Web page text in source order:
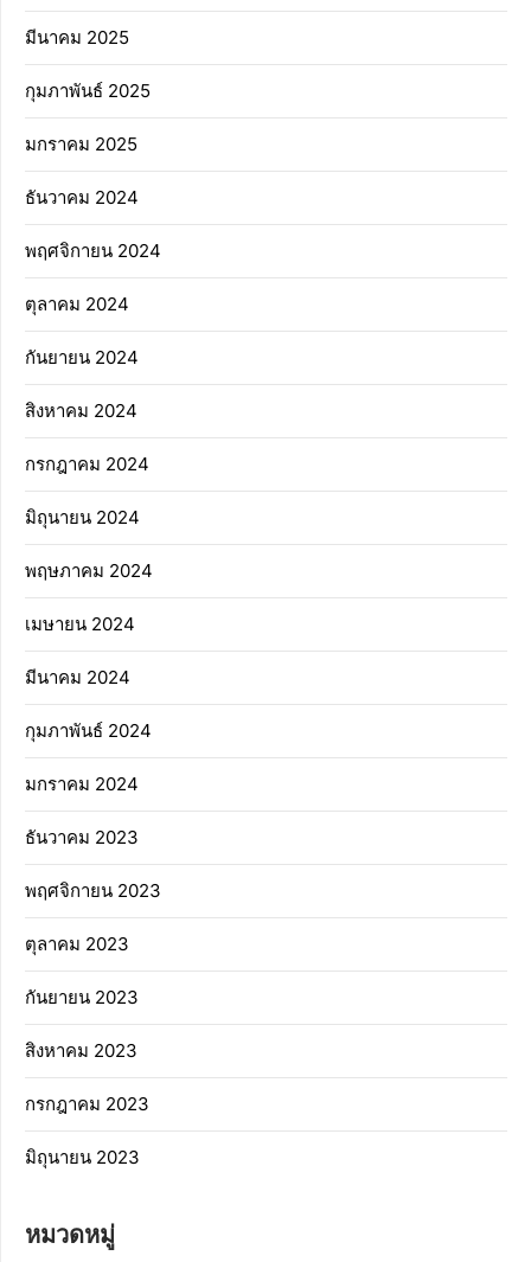
มีนาคม 2025
กุมภาพันธ์ 2025
มกราคม 2025
ธันวาคม 2024
พฤศจิกายน 2024
ตุลาคม 2024
กันยายน 2024
สิงหาคม 2024
กรกฎาคม 2024
มิถุนายน 2024
พฤษภาคม 2024
เมษายน 2024
มีนาคม 2024
กุมภาพันธ์ 2024
มกราคม 2024
ธันวาคม 2023
พฤศจิกายน 2023
ตุลาคม 2023
กันยายน 2023
สิงหาคม 2023
กรกฎาคม 2023
มิถุนายน 2023
หมวดหมู่